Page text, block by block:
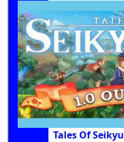
Tales Of Seikyu